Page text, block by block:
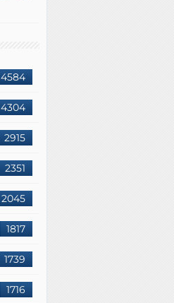
4584
4304
2915
2351
2045
1817
1739
1716